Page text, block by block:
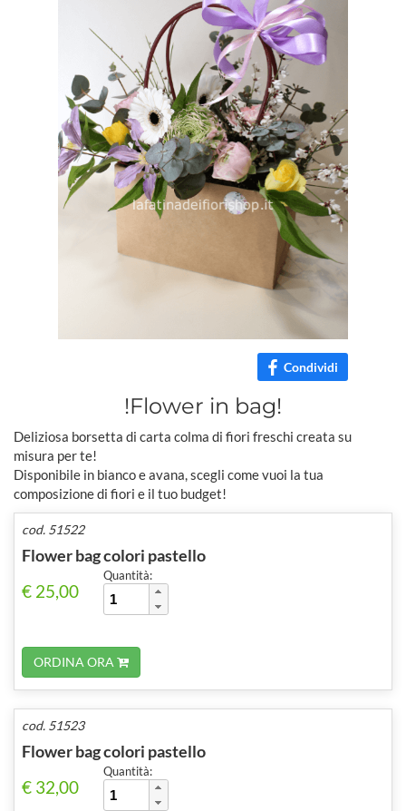
Condividi
!Flower in bag!
Deliziosa borsetta di carta colma di fiori freschi creata su
misura per te!
Disponibile in bianco e avana, scegli come vuoi la tua
composizione di fiori e il tuo budget!
cod. 51522
Flower bag colori pastello
€ 25,00
Quantità:
ORDINA ORA
cod. 51523
Flower bag colori pastello
€ 32,00
Quantità: